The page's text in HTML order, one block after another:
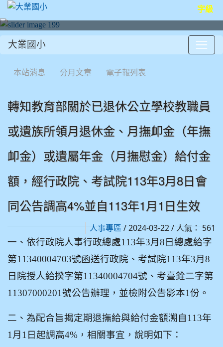
字級
大業國小
本站消息 分月文章 電子報列表
轉知教育部關於已退休公立學校教職員
或遺族所領月退休金、月撫卹金（年撫
卹金）或遺屬年金（月撫慰金）給付金
額，經行政院、考試院113年3月8日會
同公告調高4%並自113年1月1日生效
人事專區/ 2024-03-22 / 人氣： 561
一、依行政院人事行政總處113年3月8日總處給字
第11340004703號函送行政院、考試院113年3月8
日院授人給揆字第11340004704號、考臺銓二字第
11307000201號公告辦理，並檢附公告影本1份。
二、為配合旨揭定期退撫給與給付金額溯自113年
1月1日起調高4%，相關事宜，說明如下：